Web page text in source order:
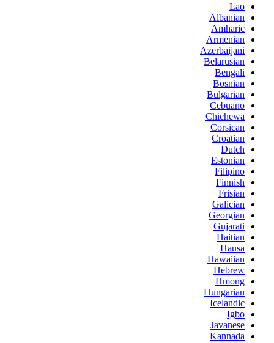
Lao
Albanian
Amharic
Armenian
Azerbaijani
Belarusian
Bengali
Bosnian
Bulgarian
Cebuano
Chichewa
Corsican
Croatian
Dutch
Estonian
Filipino
Finnish
Frisian
Galician
Georgian
Gujarati
Haitian
Hausa
Hawaiian
Hebrew
Hmong
Hungarian
Icelandic
Igbo
Javanese
Kannada